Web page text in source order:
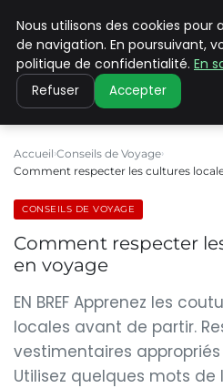
PILAT
Accueil Conseils de Voyage
Comment respecter les cultures
CONSEILS DE VOYAGE
Comment respecter
en voyage
EN BREF Apprenez les
locales avant de partir.
vestimentaires
Utilisez quelques mots
Nous utilisons des cookies
de navigation. En poursuivant,
politique de confidentialité. En
Refuser Accepter